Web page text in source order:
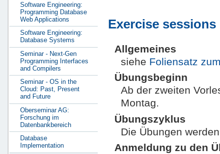
Exercise sessions
Allgemeines
siehe Foliensatz
Übungsbeginn
Ab der zweiten
Montag.
Übungszyklus
Die Übungen
Anmeldung zu den
Software Engineering:
Programming Database
Web Applications
Software Engineering:
Database Systems
Seminar - Next-Gen
Programming Interfaces
and Compilers
Seminar - OS in the
Cloud: Past, Present
and Future
Oberseminar AG:
Forschung im
Datenbankbereich
Database
Implementation